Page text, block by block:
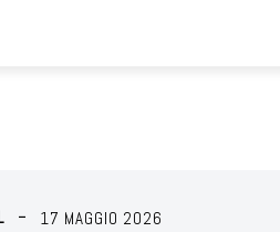
17 MAGGIO 2026